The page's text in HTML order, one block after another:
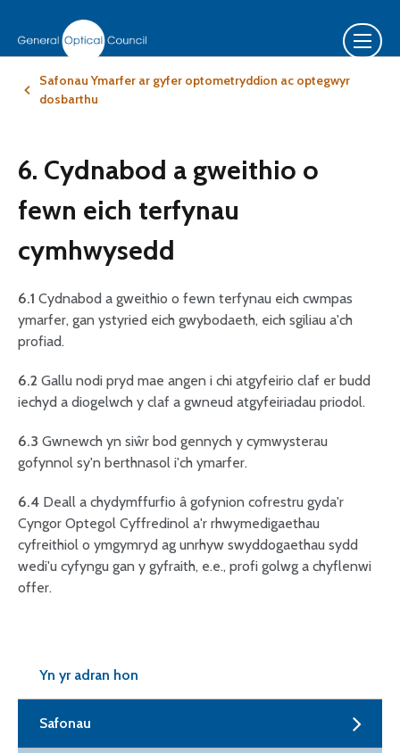
Safonau Ymarfer ar gyfer optometryddion ac optegwyr
dosbarthu
6. Cydnabod a gweithio o
fewn eich terfynau
cymhwysedd
6.1 Cydnabod a gweithio o fewn terfynau eich cwmpas
ymarfer, gan ystyried eich gwybodaeth, eich sgiliau a'ch
profiad.
6.2 Gallu nodi pryd mae angen i chi atgyfeirio claf er budd
iechyd a diogelwch y claf a gwneud atgyfeiriadau priodol.
6.3 Gwnewch yn siŵr bod gennych y cymwysterau
gofynnol sy'n berthnasol i'ch ymarfer.
6.4 Deall a chydymffurfio â gofynion cofrestru gyda'r
Cyngor Optegol Cyffredinol a'r rhwymedigaethau
cyfreithiol o ymgymryd ag unrhyw swyddogaethau sydd
wedi'u cyfyngu gan y gyfraith, e.e., profi golwg a chyflenwi
offer.
Yn yr adran hon
Safonau